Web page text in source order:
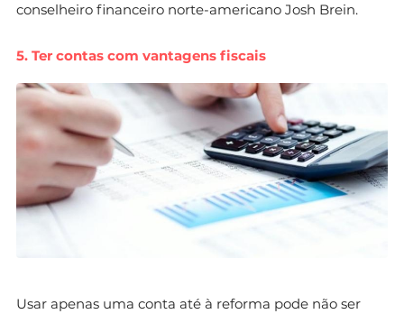
conselheiro financeiro norte-americano Josh Brein.
5. Ter contas com vantagens fiscais
Usar apenas uma conta até à reforma pode não ser